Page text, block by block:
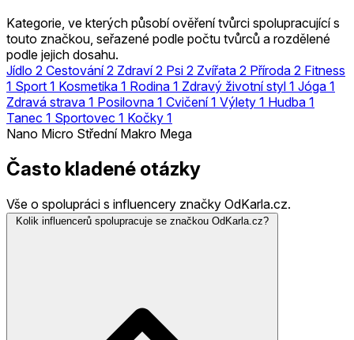
Kategorie, ve kterých působí ověření tvůrci spolupracující s
touto značkou, seřazené podle počtu tvůrců a rozdělené
podle jejich dosahu.
Jídlo 2 Cestování 2 Zdraví 2 Psi 2 Zvířata 2 Příroda 2 Fitness
1 Sport 1 Kosmetika 1 Rodina 1 Zdravý životní styl 1 Jóga 1
Zdravá strava 1 Posilovna 1 Cvičení 1 Výlety 1 Hudba 1
Tanec 1 Sportovec 1 Kočky 1
Nano Micro Střední Makro Mega
Často kladené otázky
Vše o spolupráci s influencery značky OdKarla.cz.
Kolik influencerů spolupracuje se značkou OdKarla.cz?